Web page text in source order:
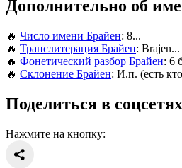
Дополнительно об
🔥 Число имени Брайен: 8...
🔥 Транслитерация Брайен: Brajen...
🔥 Фонетический разбор Брайен: 6
🔥 Склонение Брайен: И.п. (есть
Поделиться в соцсетях
Нажмите на кнопку: